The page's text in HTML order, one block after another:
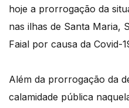
hoje a prorrogação da
nas ilhas de Santa Maria,
Faial por causa da Covid-
Além da prorrogação da
calamidade pública